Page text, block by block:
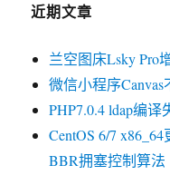
近期文章
兰空图床Lsky Pro
微信小程序
PHP7.0.4 ldap编
CentOS 6/7
BBR拥塞控制算法